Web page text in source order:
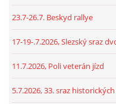
23.7-26.7. Beskyd rallye
17-19-.7.2026, Slezský sraz
11.7.2026, Poli veterán jízd
5.7.2026, 33. sraz